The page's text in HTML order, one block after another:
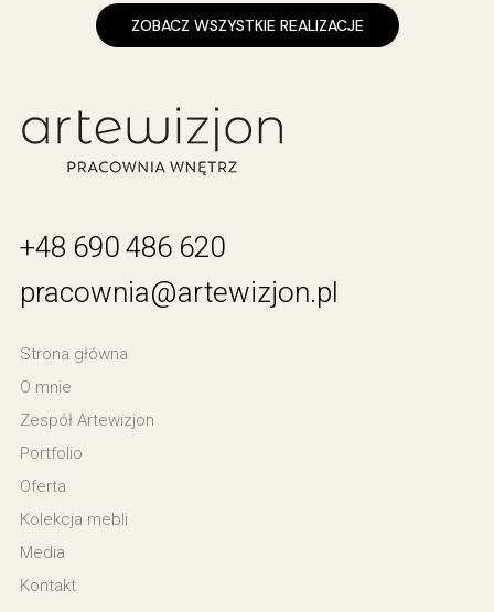
ZOBACZ WSZYSTKIE REALIZACJE
+48 690 486 620
pracownia@artewizjon.pl
Strona główna
O mnie
Zespół Artewizjon
Portfolio
Oferta
Kolekcja mebli
Media
Kontakt